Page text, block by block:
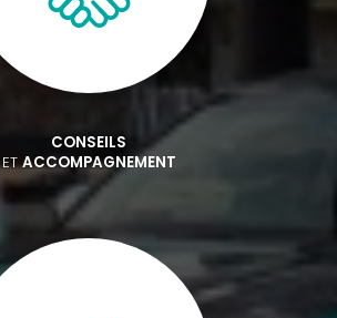
CONSEILS
ETACCOMPAGNEMENT